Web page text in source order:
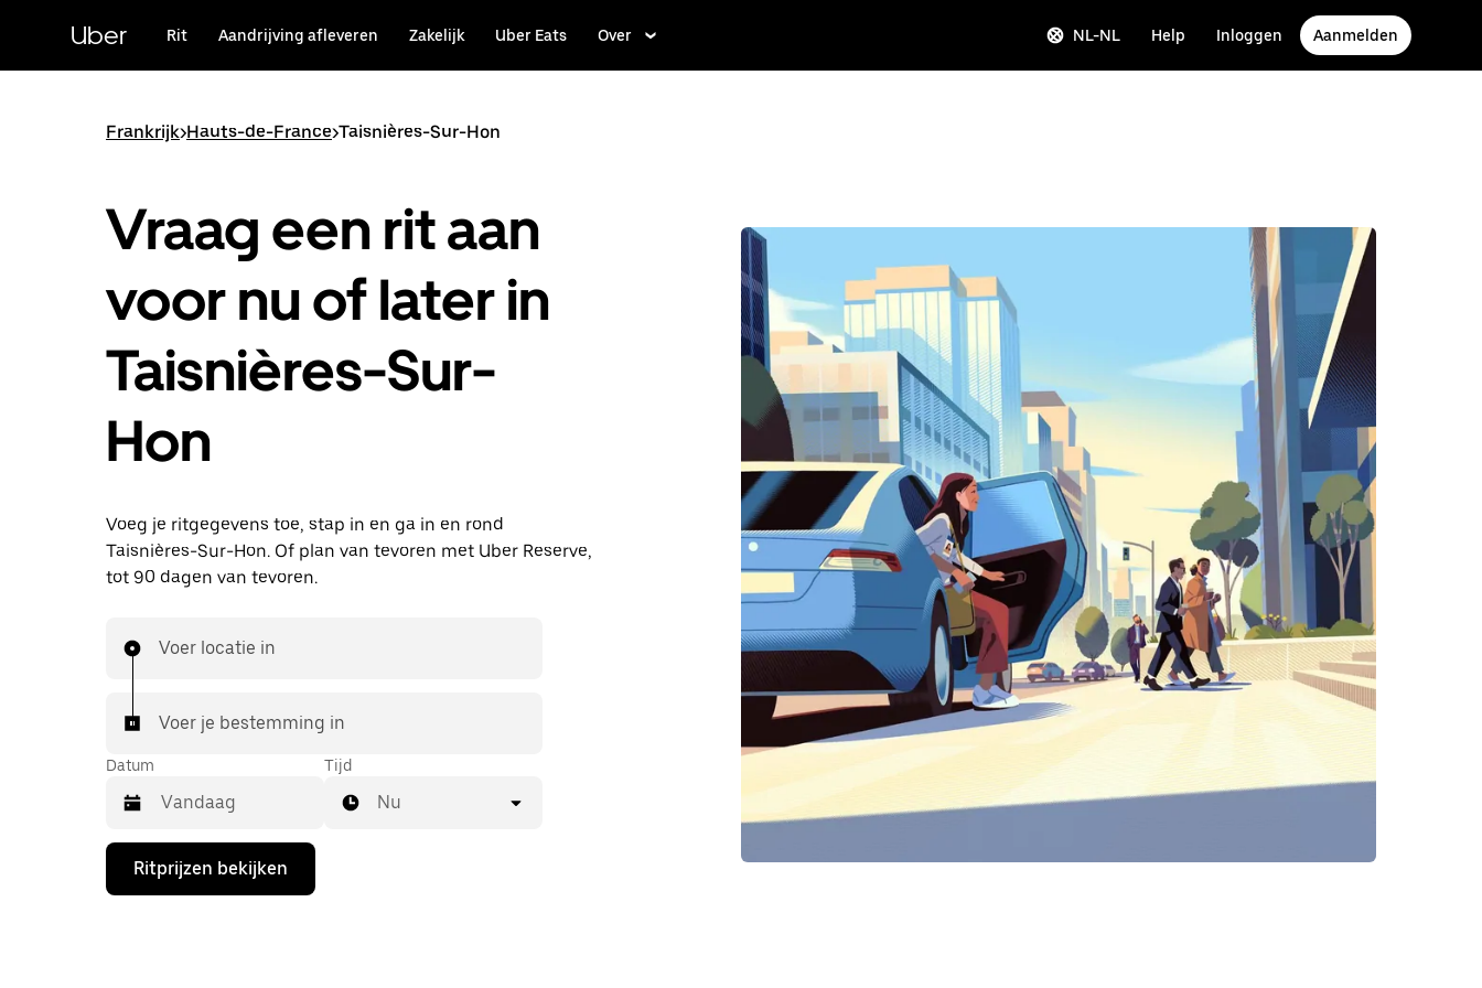
hoofdinhoudUber Rit Aandrijving afleveren Zakelijk Uber Eats Over NL-NL Help Inloggen Aanmelden
Frankrijk>Hauts-de-France>Taisnières-Sur-Hon
Vraag een rit aan
voor nu of later in
Taisnières-Sur-
Hon
Voeg je ritgegevens toe, stap in en ga in en rond
Taisnières-Sur-Hon. Of plan van tevoren met Uber Reserve,
tot 90 dagen van tevoren.
Voer locatie in
Voer je bestemming in
Datum
Druk
de
Tijd
Nu
Ritprijzen bekijken